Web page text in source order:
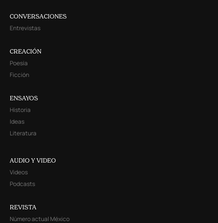
CONVERSACIONES
Entrevistas
CREACIÓN
Poesía
Ficción
ENSAYOS
Historia
Ideas
Literatura
AUDIO Y VIDEO
Videos
Podcasts
REVISTA
Número actual México